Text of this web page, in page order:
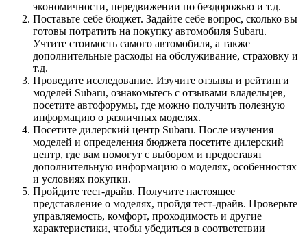
экономичности, передвижении по бездорожью и т.д.
Поставьте себе бюджет. Задайте себе вопрос, сколько вы
готовы потратить на покупку автомобиля Subaru.
Учтите стоимость самого автомобиля, а также
дополнительные расходы на обслуживание, страховку и
т.д.
Проведите исследование. Изучите отзывы и рейтинги
моделей Subaru, ознакомьтесь с отзывами владельцев,
посетите автофорумы, где можно получить полезную
информацию о различных моделях.
Посетите дилерский центр Subaru. После изучения
моделей и определения бюджета посетите дилерский
центр, где вам помогут с выбором и предоставят
дополнительную информацию о моделях, особенностях
и условиях покупки.
Пройдите тест-драйв. Получите настоящее
представление о моделях, пройдя тест-драйв. Проверьте
управляемость, комфорт, проходимость и другие
характеристики, чтобы убедиться в соответствии